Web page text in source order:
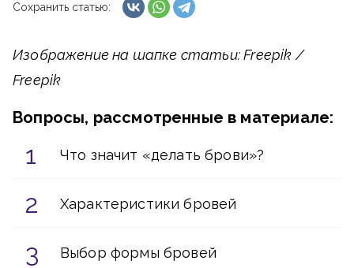
Сохранить статью:
Изображение на шапке статьи: Freepik /
Freepik
Вопросы, рассмотренные в материале:
Что значит «делать брови»?
Характеристики бровей
Выбор формы бровей